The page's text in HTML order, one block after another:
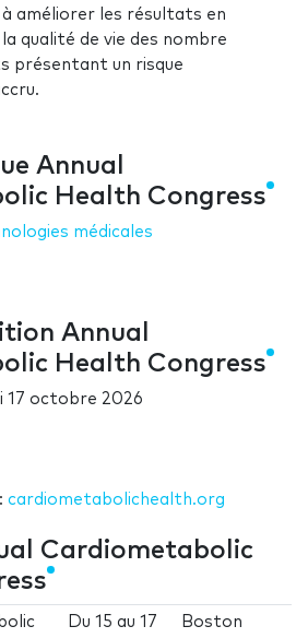
améliorer les résultats en
qualité de vie des nombre
présentant un risque
Annual
Health Congress
médicales
Annual
Health Congress
17 octobre 2026
cardiometabolichealth.org
Cardiometabolic
Du15 au17
Boston